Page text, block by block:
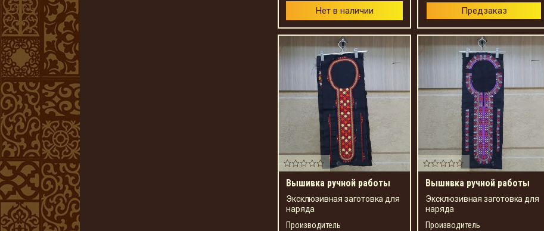
Нет в наличии Предзаказ
Вышивка ручной работы
Эксклюзивная заготовка для
наряда
Производитель
Вышивка ручной работы
Эксклюзивная заготовка для
наряда
Производитель